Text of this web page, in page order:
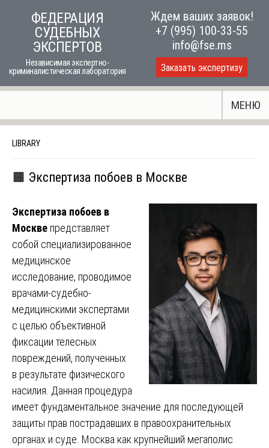
ФЕДЕРАЦИЯ
СУДЕБНЫХ
ЭКСПЕРТОВ
Независимая экспертно-
криминалистическая лаборатория
Ждем ваших заявок!
+7 (995) 100-33-55
info@fse.ms
Заказать экспертизу
МЕНЮ
LIBRARY
🟧 Экспертиза побоев в Москве
Экспертиза побоев в
Москве представляет
собой специализированное
медицинское
исследование, проводимое
врачами-судебно-
медицинскими экспертами
с целью объективной
фиксации телесных
повреждений, полученных
в результате физического
насилия. Данная процедура
имеет фундаментальное значение для последующей
защиты прав пострадавших в правоохранительных
органах и суде. Москва как крупнейший мегаполис